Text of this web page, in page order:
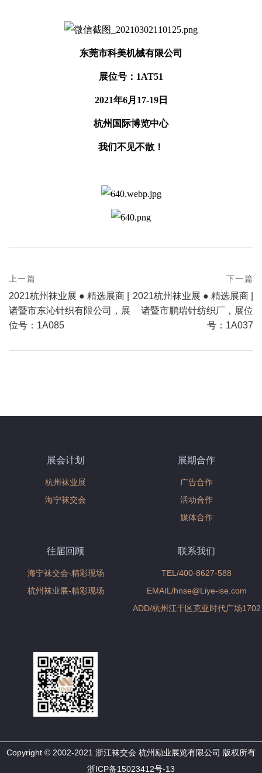
东莞市科美机械有限公司
展位号：1AT51
2021年6月17-19日
杭州国际博览中心
我们不见不散！
Post
navigation
上一篇
postPrevious
page
2021杭州袜业展 ● 精选展商 |
诸暨市东沁针织有限公司，展
位号：1A085
下一篇
next
postNext
2021杭州袜业展 ● 精选展商 |
诸暨市鹏瑞针纺织厂，展位
号：1A037
展会计划
杭州袜业展
海宁袜交会
展期合作
广告合作
活动合作
媒体合作
往届回顾
海宁袜交会-精彩现场
杭州袜业展-精彩现场
联系我们
TEL/400-8627-588
EMAIL/hnse@Liye-ise.com
ADD/杭州江干区克亚时代广场1702
Copyright © 2002-2021 浙江袜交会 杭州励业展览有限公司 版权所有
浙ICP备15023412号-13